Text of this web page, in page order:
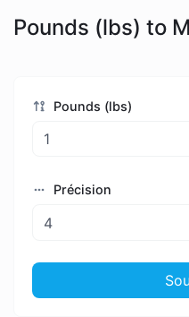
Pounds (lbs) to
Pounds (lbs)
Précision